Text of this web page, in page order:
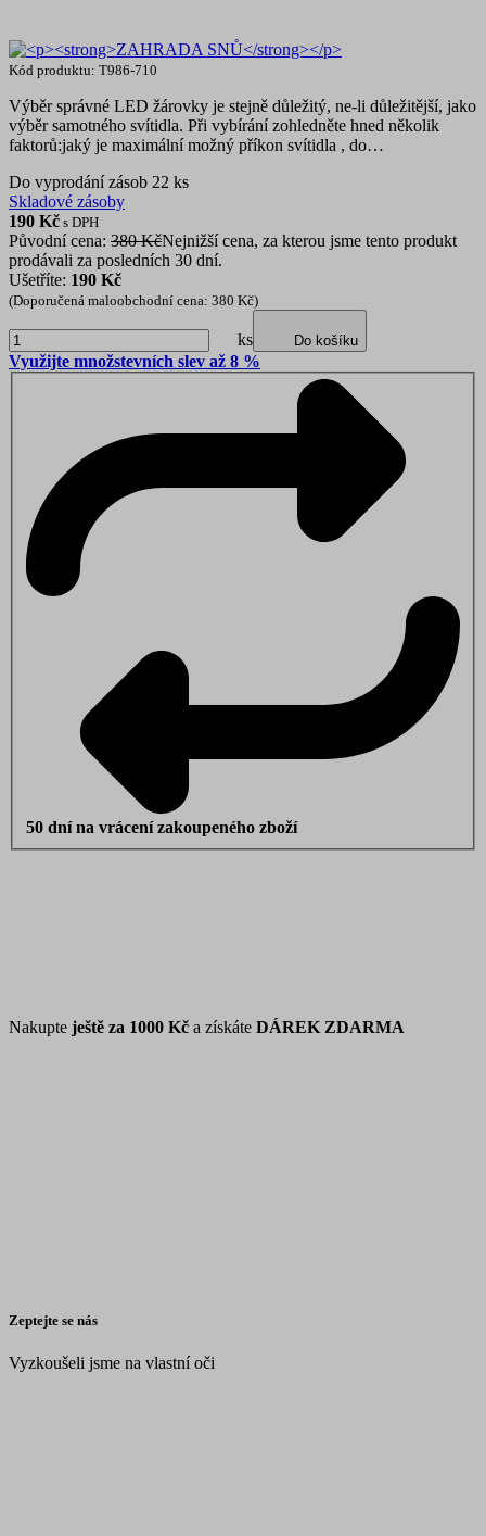
Kód produktu: T986-710
Výběr správné LED žárovky je stejně důležitý, ne-li důležitější, jako
výběr samotného svítidla. Při vybírání zohledněte hned několik
faktorů:jaký je maximální možný příkon svítidla , do…
Do vyprodání zásob 22 ks
Skladové zásoby
190 Kč s DPH
Původní cena: 380 KčNejnižší cena, za kterou jsme tento produkt
prodávali za posledních 30 dní.
Ušetříte: 190 Kč
(Doporučená maloobchodní cena: 380 Kč)
ks Do košíku
Využijte množstevních slev až 8 %
50 dní na vrácení zakoupeného zboží
Nakupte ještě za 1000 Kč a získáte DÁREK ZDARMA
Zeptejte se nás
Vyzkoušeli jsme na vlastní oči